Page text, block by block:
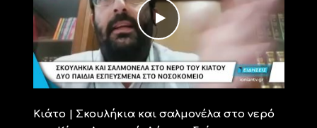
Κιάτο | Σκουλήκια και σαλμονέλα στο νερό